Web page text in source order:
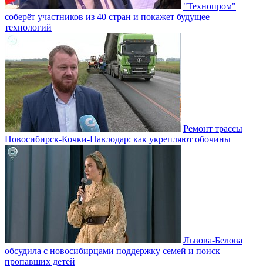
"Технопром"
соберёт участников из 40 стран и покажет будущее
технологий
Ремонт трассы
Новосибирск-Кочки-Павлодар: как укрепляют обочины
Львова-Белова
обсудила с новосибирцами поддержку семей и поиск
пропавших детей